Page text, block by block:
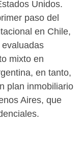
Unidos.
paso del
en Chile,
mixto en
en tanto,
plan inmobiliario
Aires, que